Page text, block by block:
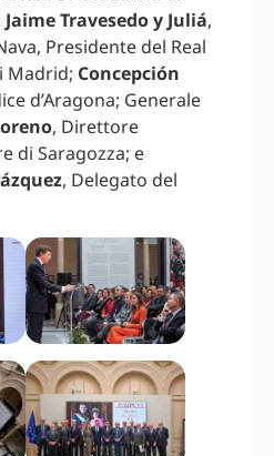
Jaime Travesedo y Juliá,
Presidente del Real
Madrid; Concepción
d’Aragona; Generale
, Direttore
di Saragozza; e
, Delegato del